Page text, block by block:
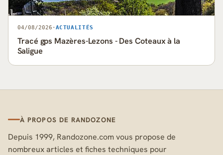
04/08/2026 · ACTUALITÉS
Tracé gps Mazères-Lezons - Des Coteaux à la
Saligue
À PROPOS DE RANDOZONE
Depuis 1999, Randozone.com vous propose de
nombreux articles et fiches techniques pour